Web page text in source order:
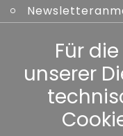
Kennwort
Sonstiges
Für
unserer